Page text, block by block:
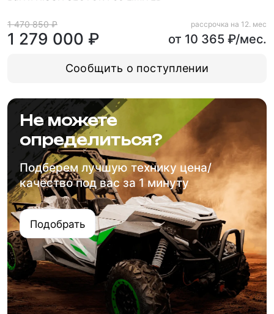
1 470 850 ₽
1 279 000 ₽
рассрочка на 12. мес
от 10 365 ₽/мес.
Сообщить о поступлении
Не можете
определиться?
Подберем лучшую технику цена/
качество под вас за 1 минуту
Подобрать